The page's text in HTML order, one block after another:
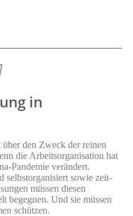
in
den Zweck der reinen
die Arbeitsorganisation hat
Pandemie verändert.
selbstorganisiert sowie zeit-
müssen diesen
begegnen. Und sie müssen
schützen.